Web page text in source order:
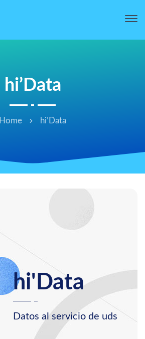
hi’Data
Home hi’Data
hi'Data
Datos al servicio de uds